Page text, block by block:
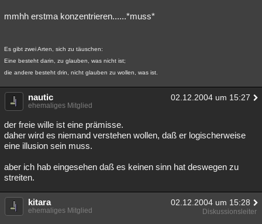
mmhh erstma konzentrieren......*muss*
Es gibt zwei Arten, sich zu täuschen:
Eine besteht darin, zu glauben, was nicht ist;
die andere besteht drin, nicht glauben zu wollen, was ist.
nautic 02.12.2004 um 15:27
ehemaliges Mitglied
der freie wille ist eine prämisse.
daher wird es niemand verstehen wollen, daß er logischerweise
eine illusion sein muss.
aber ich hab eingesehen daß es keinen sinn hat deswegen zu
streiten.
kitara 02.12.2004 um 15:28
ehemaliges Mitglied Diskussionsleiter